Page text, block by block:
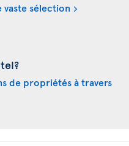
sélection
de propriétés à travers